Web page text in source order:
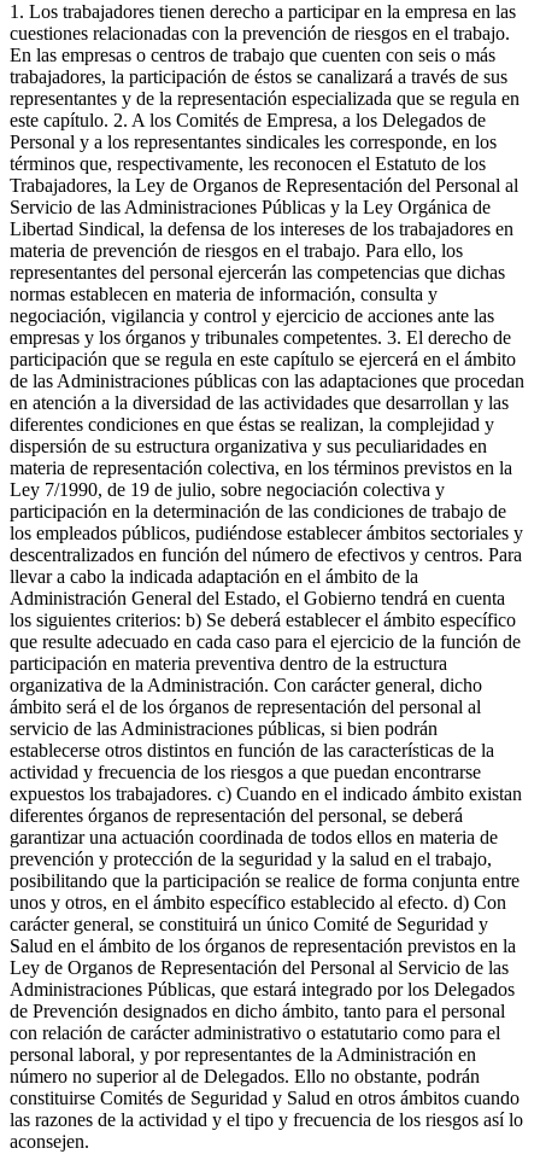
1. Los trabajadores tienen derecho a participar en la empresa en las
cuestiones relacionadas con la prevención de riesgos en el trabajo.
En las empresas o centros de trabajo que cuenten con seis o más
trabajadores, la participación de éstos se canalizará a través de sus
representantes y de la representación especializada que se regula en
este capítulo. 2. A los Comités de Empresa, a los Delegados de
Personal y a los representantes sindicales les corresponde, en los
términos que, respectivamente, les reconocen el Estatuto de los
Trabajadores, la Ley de Organos de Representación del Personal al
Servicio de las Administraciones Públicas y la Ley Orgánica de
Libertad Sindical, la defensa de los intereses de los trabajadores en
materia de prevención de riesgos en el trabajo. Para ello, los
representantes del personal ejercerán las competencias que dichas
normas establecen en materia de información, consulta y
negociación, vigilancia y control y ejercicio de acciones ante las
empresas y los órganos y tribunales competentes. 3. El derecho de
participación que se regula en este capítulo se ejercerá en el ámbito
de las Administraciones públicas con las adaptaciones que procedan
en atención a la diversidad de las actividades que desarrollan y las
diferentes condiciones en que éstas se realizan, la complejidad y
dispersión de su estructura organizativa y sus peculiaridades en
materia de representación colectiva, en los términos previstos en la
Ley 7/1990, de 19 de julio, sobre negociación colectiva y
participación en la determinación de las condiciones de trabajo de
los empleados públicos, pudiéndose establecer ámbitos sectoriales y
descentralizados en función del número de efectivos y centros. Para
llevar a cabo la indicada adaptación en el ámbito de la
Administración General del Estado, el Gobierno tendrá en cuenta
los siguientes criterios: b) Se deberá establecer el ámbito específico
que resulte adecuado en cada caso para el ejercicio de la función de
participación en materia preventiva dentro de la estructura
organizativa de la Administración. Con carácter general, dicho
ámbito será el de los órganos de representación del personal al
servicio de las Administraciones públicas, si bien podrán
establecerse otros distintos en función de las características de la
actividad y frecuencia de los riesgos a que puedan encontrarse
expuestos los trabajadores. c) Cuando en el indicado ámbito existan
diferentes órganos de representación del personal, se deberá
garantizar una actuación coordinada de todos ellos en materia de
prevención y protección de la seguridad y la salud en el trabajo,
posibilitando que la participación se realice de forma conjunta entre
unos y otros, en el ámbito específico establecido al efecto. d) Con
carácter general, se constituirá un único Comité de Seguridad y
Salud en el ámbito de los órganos de representación previstos en la
Ley de Organos de Representación del Personal al Servicio de las
Administraciones Públicas, que estará integrado por los Delegados
de Prevención designados en dicho ámbito, tanto para el personal
con relación de carácter administrativo o estatutario como para el
personal laboral, y por representantes de la Administración en
número no superior al de Delegados. Ello no obstante, podrán
constituirse Comités de Seguridad y Salud en otros ámbitos cuando
las razones de la actividad y el tipo y frecuencia de los riesgos así lo
aconsejen.